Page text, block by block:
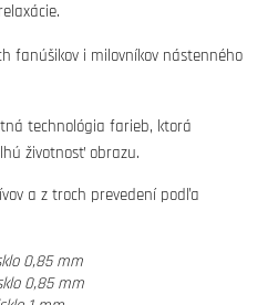
fanúšikov i milovníkov nástenného
technológia farieb, ktorá
životnosť obrazu.
a z troch prevedení podľa
0,85 mm
0,85 mm